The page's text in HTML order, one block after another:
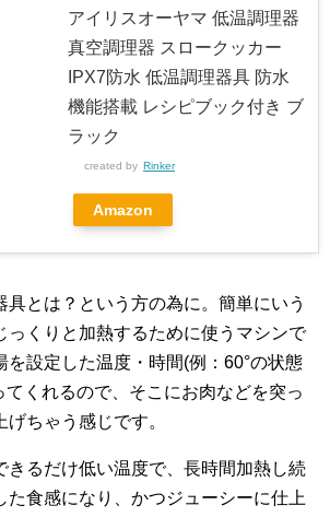
アイリスオーヤマ 低温調理器
真空調理器 スロークッカー
IPX7防水 低温調理器具 防水
機能搭載 レシピブック付き ブ
ラック
created by Rinker
Amazon
具とは？という方の為に。簡単にいう
っくりと加熱するために使うマシンで
を設定した温度・時間(例：60°の状態
てくれるので、そこにお肉などを突っ
ちゃう感じです。
きるだけ低い温度で、長時間加熱し続
た食感になり、かつジューシーに仕上